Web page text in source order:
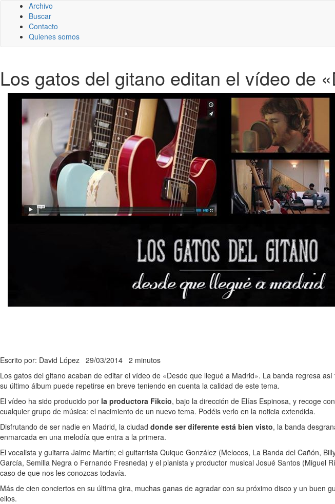
Archivo
Buscar
Contacto
Quienes somos
Los gatos del gitano editan el vídeo de
Escrito por: David López 29/03/2014 2 minutos
Los gatos del gitano acaban de editar el vídeo de «Desde que llegué a Madrid». La banda regresa
su último álbum puede repetirse en breve teniendo en cuenta la calidad de este tema.
El vídeo ha sido producido por la productora Fikcio, bajo la dirección de Elías Espinosa, y recoge
cualquier grupo de música: el nacimiento de un nuevo tema. Podéis verlo en la noticia extendida.
Disfrutando de ser nadie en Madrid, la ciudad donde ser diferente está bien visto, la banda
enmarcada en una melodía que entra a la primera.
El vocalista y guitarra Jaime Martín; el guitarrista Quique González (Melocos, La Banda del Cañón,
García, Semilla Negra o Fernando Fresneda) y el pianista y productor musical Josué Santos
caso de que nos les conozcas todavía.
Más de cien conciertos en su última gira, muchas ganas de agradar con su próximo disco y un
ellos.